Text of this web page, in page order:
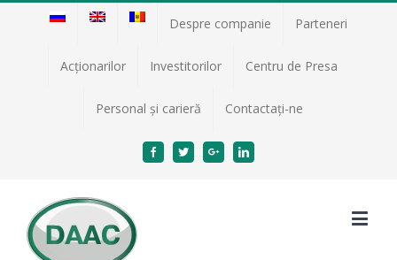
Despre companie Parteneri
Acţionarilor Investitorilor Centru de Presa
Personal și carieră Contactați-ne
FacebookTwitterGoogle+Linkedin